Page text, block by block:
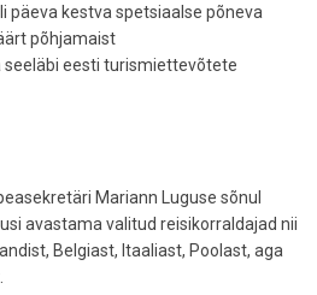
päeva kestva spetsiaalse põneva
põhjamaist
eesti turismiettevõtete
Mariann Luguse sõnul
avastama valitud reisikorraldajad nii
Belgiast, Itaaliast, Poolast, aga